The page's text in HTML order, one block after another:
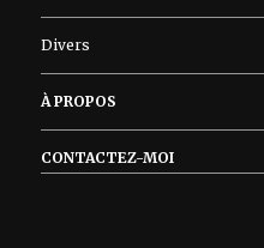
Divers
À PROPOS
CONTACTEZ-MOI